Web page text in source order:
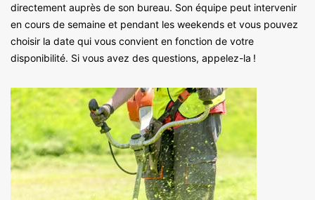
directement auprès de son bureau. Son équipe peut intervenir
en cours de semaine et pendant les weekends et vous pouvez
choisir la date qui vous convient en fonction de votre
disponibilité. Si vous avez des questions, appelez-la !